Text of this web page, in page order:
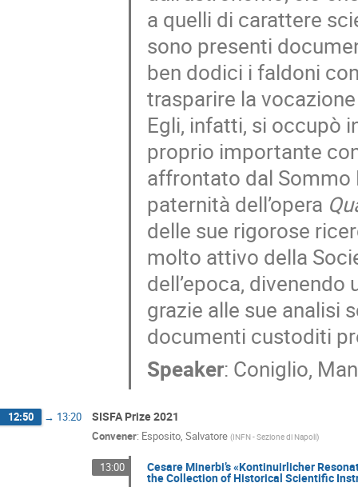
a quelli di carattere
sono presenti
ben dodici i faldoni
trasparire la
Egli, infatti, si occupò
proprio importante
affrontato dal Sommo
paternità dell’opera
delle sue rigorose
molto attivo della
dell’epoca,
grazie alle sue analisi
documenti custoditi
Speaker: Coniglio,
12:50 → 13:20 SISFA Prize 2021
Convener: Esposito, Salvatore (INFN - Sezione di Napoli)
13:00 Cesare Minerbi’s «Kontinuirlicher
the Collection of Historical Scientific